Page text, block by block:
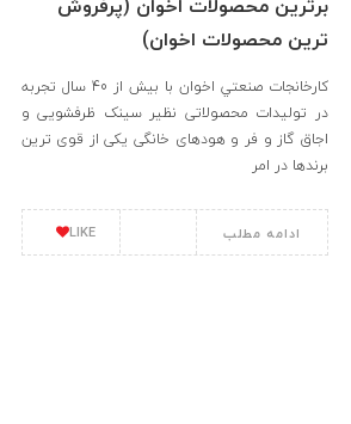
ترین محصولات اخوان)
كارخانجات صنعتي اخوان با بیش از 40 سال تجربه
در تولیدات محصولاتی نظیر سینک ظرفشویی و
اجاق گاز و فر و هودهای خانگی یکی از قوی ترین
برندها در امر
LIKE ادامه مطلب